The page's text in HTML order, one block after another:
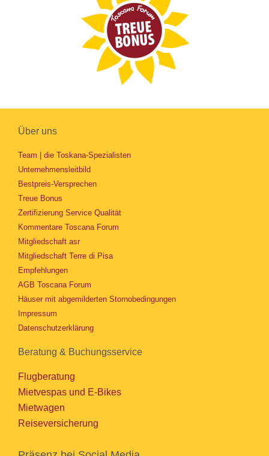
Über uns
Team | die Toskana-Spezialisten
Unternehmensleitbild
Bestpreis-Versprechen
Treue Bonus
Zertifizierung Service Qualität
Kommentare Toscana Forum
Mitgliedschaft asr
Mitgliedschaft Terre di Pisa
Empfehlungen
AGB Toscana Forum
Häuser mit abgemilderten Stornobedingungen
Impressum
Datenschutzerklärung
Beratung & Buchungsservice
Flugberatung
Mietvespas und E-Bikes
Mietwagen
Reiseversicherung